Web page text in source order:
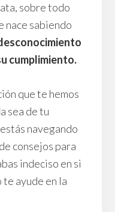
sobre todo
nace sabiendo
cumplimiento.
que te hemos
sea de tu
navegando
consejos para
indeciso en si
ayude en la